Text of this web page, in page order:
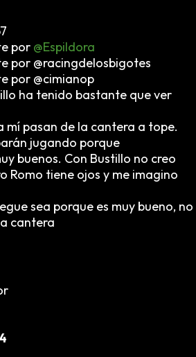
por @Espildora
por @racingdelosbigotes
por @cimianop
ha tenido bastante que ver
mí pasan de la cantera a tope.
jugando porque
buenos. Con Bustillo no creo
Romo tiene ojos y me imagino
sea porque es muy bueno, no
cantera